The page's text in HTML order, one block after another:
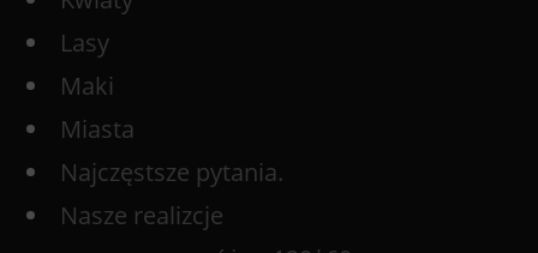
Lasy
Maki
Miasta
Najczęstsze pytania.
Nasze realizcje